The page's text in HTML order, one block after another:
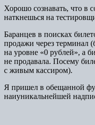
Хорошо сознавать, что в
наткнешься на
Баранцев в поисках
продажи через терминал
на уровне «0 рублей», а
не продавала. Посему
с живым кассиром).
Я пришел в обещанной
наиуникальнейшей